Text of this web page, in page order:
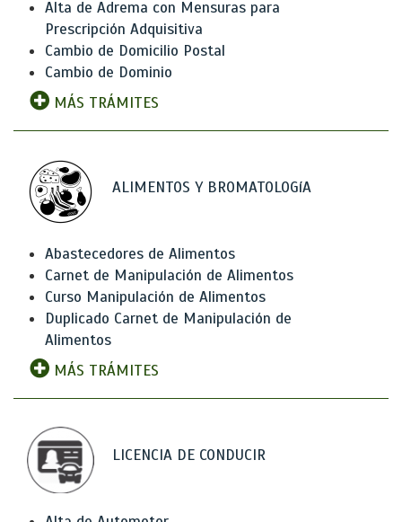
Alta de Adrema con Mensuras para
Prescripción Adquisitiva
Cambio de Domicilio Postal
Cambio de Dominio
MÁS TRÁMITES
ALIMENTOS Y BROMATOLOGíA
Abastecedores de Alimentos
Carnet de Manipulación de Alimentos
Curso Manipulación de Alimentos
Duplicado Carnet de Manipulación de
Alimentos
MÁS TRÁMITES
LICENCIA DE CONDUCIR